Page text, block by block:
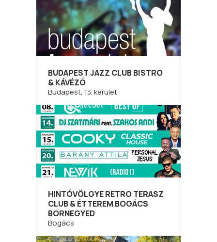
BUDAPEST JAZZ CLUB BISTRO
& KÁVÉZÓ
Budapest, 13. kerület
HINTÓVÖLGYE RETRO TERASZ
CLUB & ÉTTEREM BOGÁCS
BORNEGYED
Bogács